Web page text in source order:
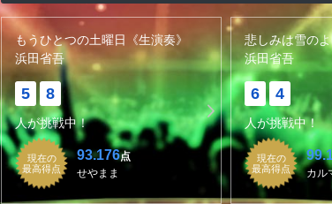
もうひとつの土曜日《生演奏》
浜田省吾
5 8
人が挑戦中！
現在の
最高得点
93.176点
せやまま
悲しみは雪のよ
浜田省吾
6 4
人が挑戦中！
現在の
最高得点
カル